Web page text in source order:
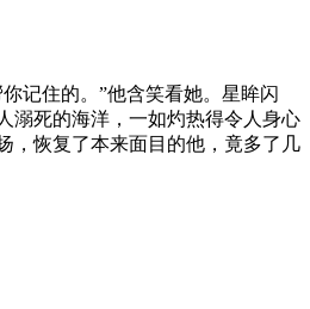
记住的。”他含笑看她。星眸闪
溺死的海洋，一如灼热得令人身心
，恢复了本来面目的他，竟多了几